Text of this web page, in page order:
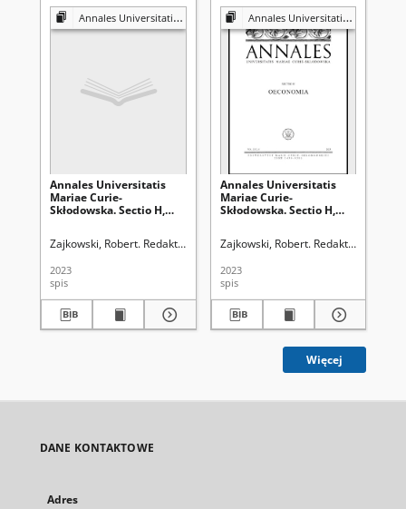
Annales Universitatis Mariae Curie-Skłodowska. Sectio H, Oeconomia
Annales Universitatis
Mariae Curie-
Skłodowska. Sectio H,
Zajkowski, Robert. Redaktor naczelny
2023
spis
Annales Universitatis Mariae Curie-Skłodowska. Sectio H, Oeconomia
Annales Universitatis
Mariae Curie-
Skłodowska. Sectio H,
Zajkowski, Robert. Redaktor naczelny
2023
spis
Więcej
DANE KONTAKTOWE
Adres